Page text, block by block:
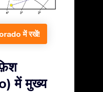
में रखें!
में मुख्य